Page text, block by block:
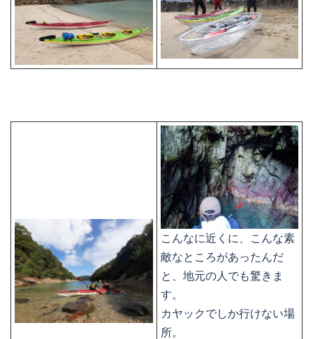
こんなに近くに、こんな素
敵なところがあったんだ
と、地元の人でも驚きま
す。
カヤックでしか行けない場
所。